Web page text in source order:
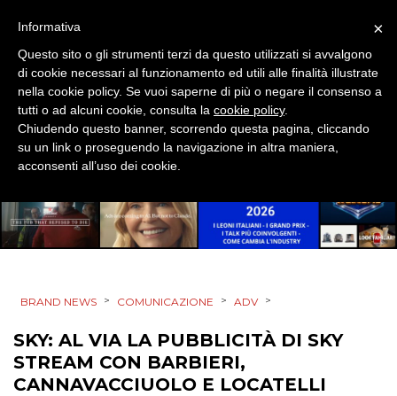
PREVISIONI/SCENARI
NORMATIVE
TREND
CASE HISTORY
BRAND NEWS > COMUNICAZIONE > ADV >
SKY: AL VIA LA PUBBLICITÀ DI SKY
STREAM CON BARBIERI,
CANNAVACCIUOLO E LOCATELLI
×
Informativa
Questo sito o gli strumenti terzi da questo utilizzati si avvalgono
di cookie necessari al funzionamento ed utili alle finalità illustrate
nella cookie policy. Se vuoi saperne di più o negare il consenso a
tutti o ad alcuni cookie, consulta la cookie policy.
Chiudendo questo banner, scorrendo questa pagina, cliccando
su un link o proseguendo la navigazione in altra maniera,
acconsenti all’uso dei cookie.